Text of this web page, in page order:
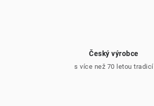
Český výrobce
s více než 70 letou tradicí